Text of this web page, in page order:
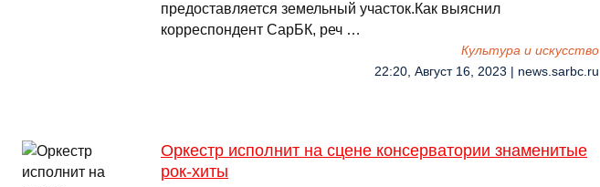
предоставляется земельный участок.Как выяснил
корреспондент СарБК, реч …
Культура и искусство
22:20, Август 16, 2023 | news.sarbc.ru
Оркестр исполнит на сцене консерватории знаменитые
рок-хиты